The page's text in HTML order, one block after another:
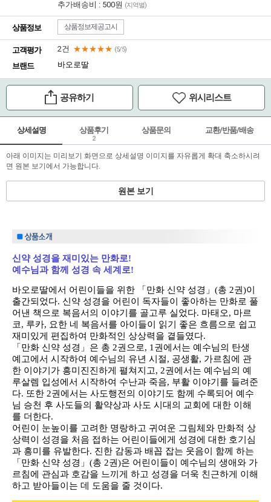
추가배송비 : 500원 (지역별)
상품정보 상품정보제공고시
고객평가 2건 ★★★★★ (5/5)
브랜드 바오로딸
공유하기 위시리스트
상세설명 상품후기
2
상품문의 교환/반품/배송
아래 이미지는 미리보기 화면으로 상세설명 이미지를 자유롭게 확대 축소하시려
면 원본 보기에서 가능합니다.
원본 보기
신약 성경을 재미있는 만화로!
예수님과 함께 성경 속 세계로!
바오로딸에서 어린이들을 위한 「만화 신약 성경」(총 2권)이
출간되었다. 신약 성경을 어린이 독자들이 좋아하는 만화로 풀
어낸 책으로 복음서의 이야기를 골고루 실었다. 마태오, 마르
코, 루카, 요한 네 복음서를 아이들이 읽기 좋은 흐름으로 쉽고
재미있게 편집하여 만화적인 상상력을 곁들였다.
「만화 신약 성경」은 총 2권으로, 1권에서는 예수님의 탄생
예고에서 시작하여 예수님의 유년 시절, 공생활, 가르침에 관
한 이야기가 흥미진진하게 펼쳐지고, 2권에서는 예수님의 예
루살렘 입성에서 시작하여 수난과 죽음, 부활 이야기를 들려준
다. 또한 2권에서는 사도행전의 이야기도 함께 수록되어 예수
님 승천 후 사도들의 활약상과 사도 시대의 교회에 대한 이해
를 더한다.
어린이 눈높이를 고려한 명랑하고 귀여운 그림체와 만화적 상
상력이 성경을 처음 접하는 어린이들에게 성경에 대한 호기심
과 흥미를 유발한다. 진한 감동과 배꼽 잡는 웃음이 함께 하는
「만화 신약 성경」(총 2권)은 어린이들이 예수님의 생애와 가
르침에 관심과 호감을 느끼게 하고 성경을 더욱 친근하게 이해
하고 받아들이는 데 도움을 줄 것이다.